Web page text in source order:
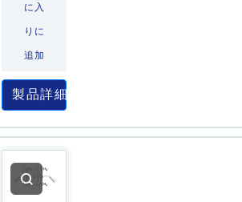
に入
りに
追加
製品詳細